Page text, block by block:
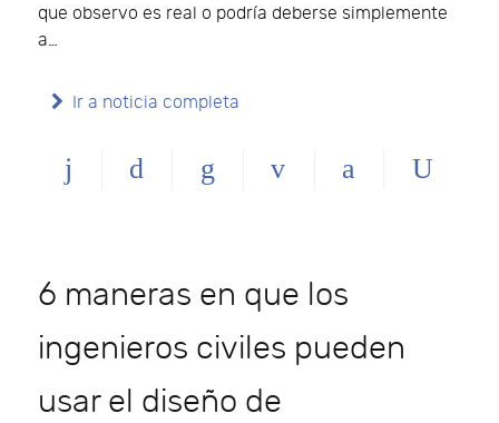
que observo es real o podría deberse simplemente
a…
Ir a noticia completa
6 maneras en que los
ingenieros civiles pueden
usar el diseño de